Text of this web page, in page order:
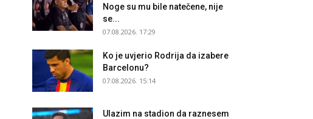
Noge su mu bile natečene, nije
se...
07.08.2026. 17:29
Ko je uvjerio Rodrija da izabere
Barcelonu?
07.08.2026. 15:14
Ulazim na stadion da raznesem